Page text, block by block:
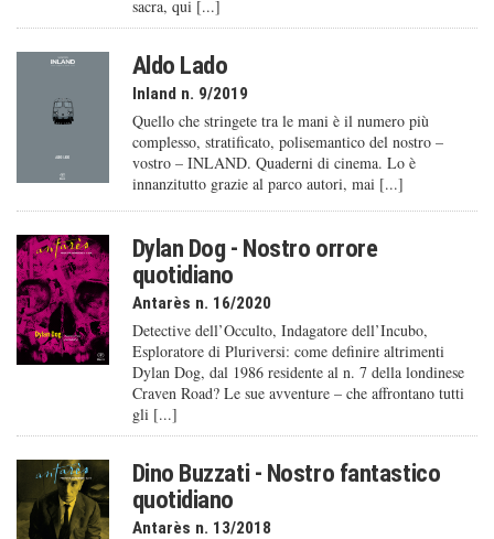
sacra, qui [...]
Aldo Lado
Inland n. 9/2019
Quello che stringete tra le mani è il numero più
complesso, stratificato, polisemantico del nostro –
vostro – INLAND. Quaderni di cinema. Lo è
innanzitutto grazie al parco autori, mai [...]
Dylan Dog - Nostro orrore
quotidiano
Antarès n. 16/2020
Detective dell’Occulto, Indagatore dell’Incubo,
Esploratore di Pluriversi: come definire altrimenti
Dylan Dog, dal 1986 residente al n. 7 della londinese
Craven Road? Le sue avventure – che affrontano tutti
gli [...]
Dino Buzzati - Nostro fantastico
quotidiano
Antarès n. 13/2018